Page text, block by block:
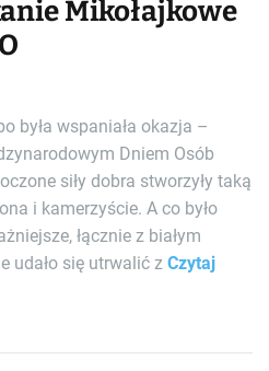
Mikołajkowe
była wspaniała okazja –
Dniem Osób
siły dobra stworzyły taką
i kamerzyście. A co było
łącznie z białym
udało się utrwalić z Czytaj